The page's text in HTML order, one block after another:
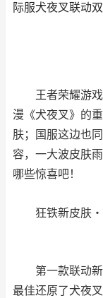
际服犬夜叉联动
王者荣耀游
漫《犬夜叉》的
肤；国服这边也
容，一大波皮肤
哪些惊喜吧！
狂铁新皮肤
第一款联动
最佳还原了犬夜